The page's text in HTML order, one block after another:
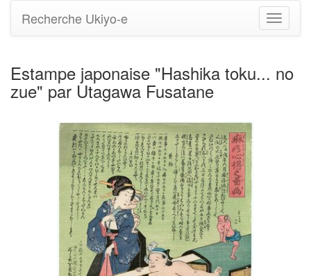
Basculer
la
Recherche Ukiyo-e
Estampe japonaise "Hashika toku... no
zue" par Utagawa Fusatane